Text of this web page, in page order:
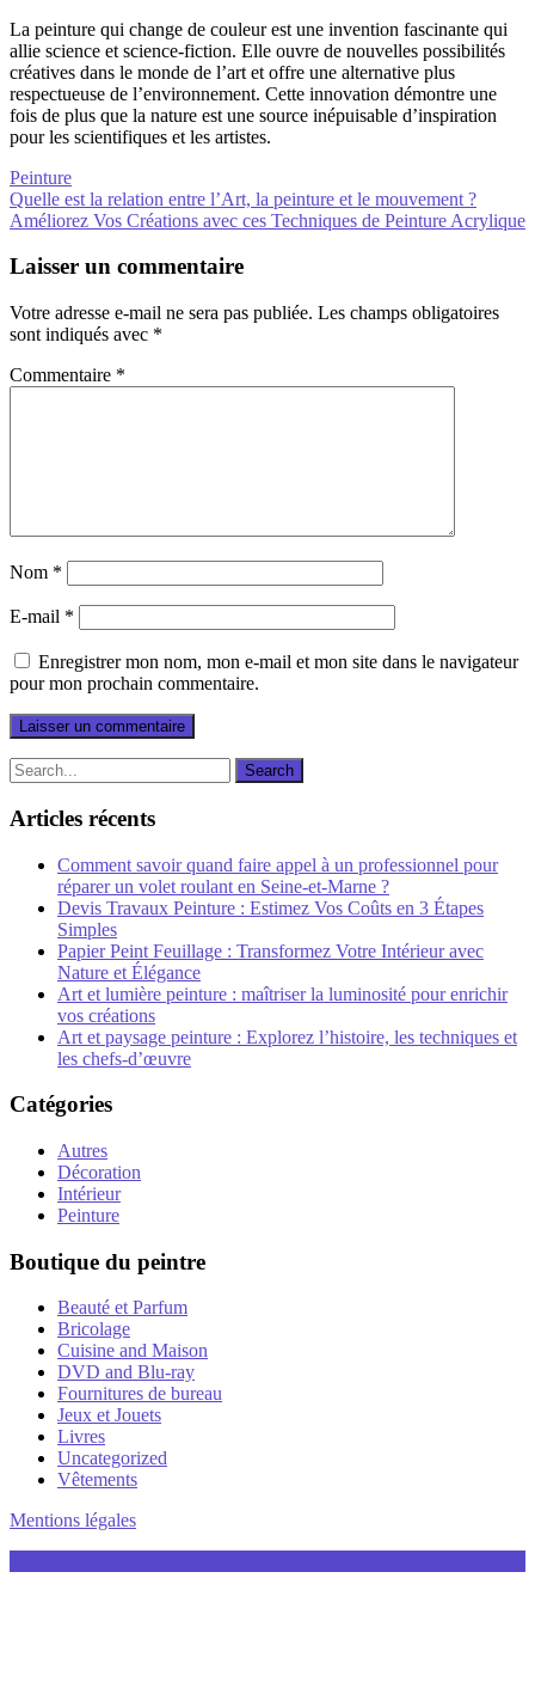
La peinture qui change de couleur est une invention fascinante qui
allie science et science-fiction. Elle ouvre de nouvelles possibilités
créatives dans le monde de l’art et offre une alternative plus
respectueuse de l’environnement. Cette innovation démontre une
fois de plus que la nature est une source inépuisable d’inspiration
pour les scientifiques et les artistes.
Peinture
Navigation
de
l’article
Quelle est la relation entre l’Art, la peinture et le mouvement ?
Améliorez Vos Créations avec ces Techniques de Peinture Acrylique
Laisser un commentaire
Votre adresse e-mail ne sera pas publiée. Les champs obligatoires
sont indiqués avec *
Commentaire *
Nom *
E-mail *
Enregistrer mon nom, mon e-mail et mon site dans le navigateur
pour mon prochain commentaire.
Articles récents
Comment savoir quand faire appel à un professionnel pour
réparer un volet roulant en Seine-et-Marne ?
Devis Travaux Peinture : Estimez Vos Coûts en 3 Étapes
Simples
Papier Peint Feuillage : Transformez Votre Intérieur avec
Nature et Élégance
Art et lumière peinture : maîtriser la luminosité pour enrichir
vos créations
Art et paysage peinture : Explorez l’histoire, les techniques et
les chefs-d’œuvre
Catégories
Autres
Décoration
Intérieur
Peinture
Boutique du peintre
Beauté et Parfum
Bricolage
Cuisine and Maison
DVD and Blu-ray
Fournitures de bureau
Jeux et Jouets
Livres
Uncategorized
Vêtements
Mentions légales